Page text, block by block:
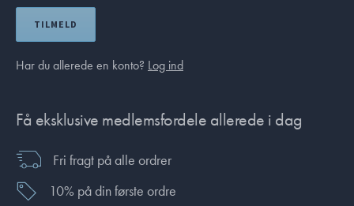
TILMELD
Har du allerede en konto? Log ind
Få eksklusive medlemsfordele allerede i dag
Fri fragt på alle ordrer
10% på din første ordre